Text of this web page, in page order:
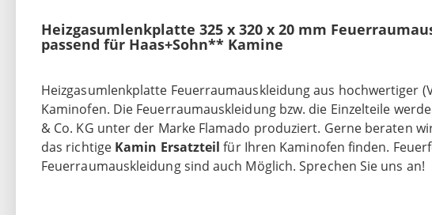
Heizgasumlenkplatte 325 x 320 x 20 mm
passend für Haas+Sohn** Kamine
Heizgasumlenkplatte Feuerraumauskleidung aus hochwertiger
Kaminofen. Die Feuerraumauskleidung bzw. die Einzelteile
& Co. KG unter der Marke Flamado produziert. Gerne beraten
das richtige Kamin Ersatzteil für Ihren Kaminofen finden.
Feuerraumauskleidung sind auch Möglich. Sprechen Sie uns an!